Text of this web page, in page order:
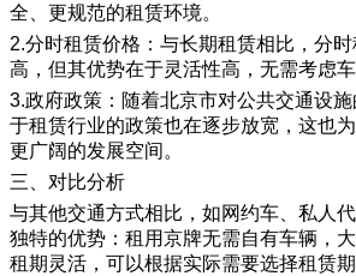
全、更规范的租赁环境。
2.分时租赁价格：与长期租赁相比，分
高，但其优势在于灵活性高，无需考虑车
3.政府政策：随着北京市对公共交通设
于租赁行业的政策也在逐步放宽，这也
更广阔的发展空间。
三、对比分析
与其他交通方式相比，如网约车、私人
独特的优势：租用京牌无需自有车辆，
租期灵活，可以根据实际需要选择租赁